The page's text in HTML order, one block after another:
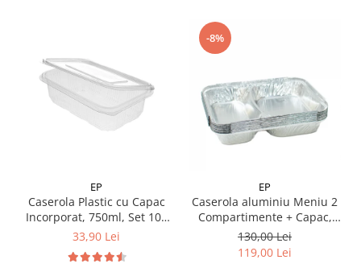
EP
Caserola Plastic cu Capac
Incorporat, 750ml, Set 100
buc
33,90 Lei
-8%
EP
Caserola aluminiu Meniu 2
Compartimente + Capac,
Set 100 buc
130,00 Lei
119,00 Lei